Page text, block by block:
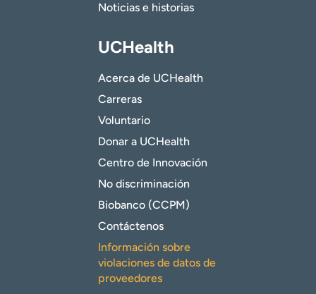
Noticias e historias
UCHealth
Acerca de UCHealth
Carreras
Voluntario
Donar a UCHealth
Centro de Innovación
No discriminación
Biobanco (CCPM)
Contáctenos
Información sobre
violaciones de datos de
proveedores